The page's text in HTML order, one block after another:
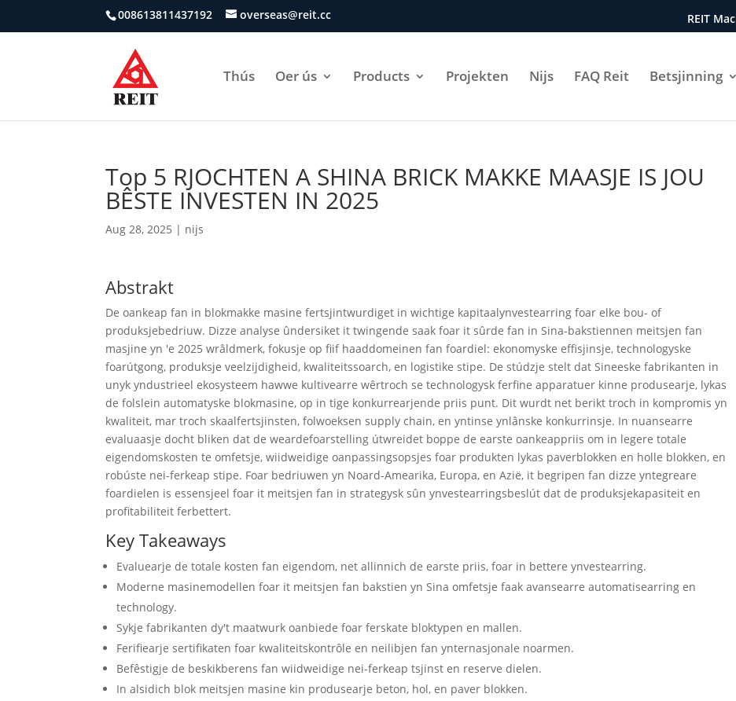
008613811437192 overseas@reit.cc REIT
Thús Oer ús Products Projekten Nijs FAQ Reit Betsjinning
Top 5 RJOCHTEN A SHINA BRICK MAKKE MAASJE IS JOU
BÊSTE INVESTEN IN 2025
Aug 28, 2025 | nijs
Abstrakt
De oankeap fan in blokmakke masine fertsjintwurdiget in wichtige kapitaalynvestearring foar elke bou- of
produksjebedriuw. Dizze analyse ûndersiket it twingende saak foar it sûrde fan in Sina-bakstiennen meitsjen fan
masjine yn 'e 2025 wrâldmerk, fokusje op fiif haaddomeinen fan foardiel: ekonomyske effisjinsje, technologyske
foarútgong, produksje veelzijdigheid, kwaliteitssoarch, en logistike stipe. De stúdzje stelt dat Sineeske fabrikanten in
unyk yndustrieel ekosysteem hawwe kultivearre wêrtroch se technologysk ferfine apparatuer kinne produsearje, lykas
de folslein automatyske blokmasine, op in tige konkurrearjende priis punt. Dit wurdt net berikt troch in kompromis yn
kwaliteit, mar troch skaalfertsjinsten, folwoeksen supply chain, en yntinse ynlânske konkurrinsje. In nuansearre
evaluaasje docht bliken dat de weardefoarstelling útwreidet boppe de earste oankeappriis om in legere totale
eigendomskosten te omfetsje, wiidweidige oanpassingsopsjes foar produkten lykas paverblokken en holle blokken, en
robúste nei-ferkeap stipe. Foar bedriuwen yn Noard-Amearika, Europa, en Azië, it begripen fan dizze yntegreare
foardielen is essensjeel foar it meitsjen fan in strategysk sûn ynvestearringsbeslút dat de produksjekapasiteit en
profitabiliteit ferbettert.
Key Takeaways
Evaluearje de totale kosten fan eigendom, net allinnich de earste priis, foar in bettere ynvestearring.
Moderne masinemodellen foar it meitsjen fan bakstien yn Sina omfetsje faak avansearre automatisearring en
technology.
Sykje fabrikanten dy't maatwurk oanbiede foar ferskate bloktypen en mallen.
Ferifiearje sertifikaten foar kwaliteitskontrôle en neilibjen fan ynternasjonale noarmen.
Befêstigje de beskikberens fan wiidweidige nei-ferkeap tsjinst en reserve dielen.
In alsidich blok meitsjen masine kin produsearje beton, hol, en paver blokken.